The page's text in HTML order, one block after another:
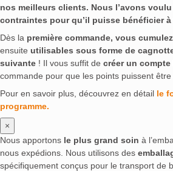
nos meilleurs clients. Nous l’avons
contraintes pour qu’il puisse bénéficier
Dès la première commande, vous
ensuite utilisables sous forme de
suivante ! Il vous suffit de créer un compte
commande pour que les points puissent être
Pour en savoir plus, découvrez en détail le
programme.
×
Nous apportons le plus grand soin à
nous expédions. Nous utilisons des
spécifiquement conçus pour le transport de